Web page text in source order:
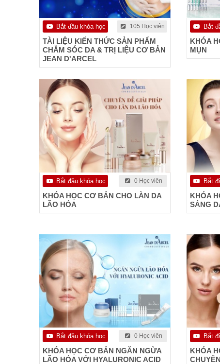
Bắt đầu khóa học 105 Học viên
TÀI LIỆU KIẾN THỨC SẢN PHẨM
CHĂM SÓC DA & TRỊ LIỆU CƠ BẢN
JEAN D'ARCEL
Bắt
KHÓA
MỤN
Bắt đầu khóa học 0 Học viên
KHÓA HỌC CƠ BẢN CHO LÀN DA
LÃO HÓA
Bắt
KHÓA
SÁNG
Bắt đầu khóa học 0 Học viên
KHÓA HỌC CƠ BẢN NGĂN NGỪA
LÃO HÓA VỚI HYALURONIC ACID
Bắt
KHÓA